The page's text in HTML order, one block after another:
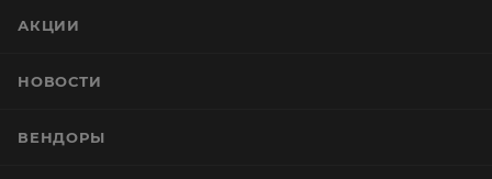
АКЦИИ
НОВОСТИ
ВЕНДОРЫ